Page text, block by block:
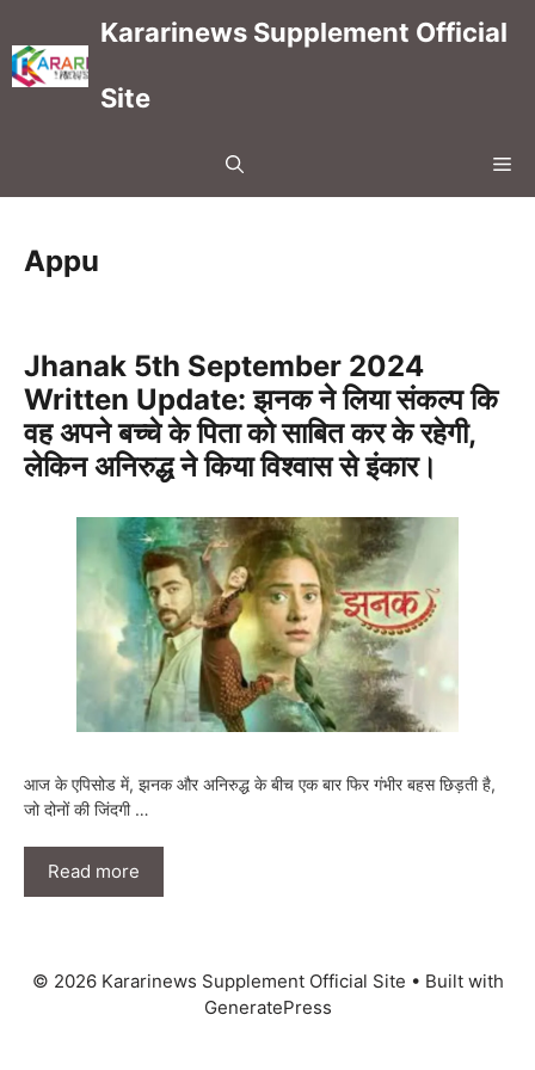
content
Kararinews Supplement Official
Site
Appu
Jhanak 5th September 2024
Written Update: झनक ने लिया संकल्प कि
वह अपने बच्चे के पिता को साबित कर के रहेगी,
लेकिन अनिरुद्ध ने किया विश्वास से इंकार।
आज के एपिसोड में, झनक और अनिरुद्ध के बीच एक बार फिर गंभीर बहस छिड़ती है,
जो दोनों की जिंदगी …
Read more
© 2026 Kararinews Supplement Official Site • Built with
GeneratePress